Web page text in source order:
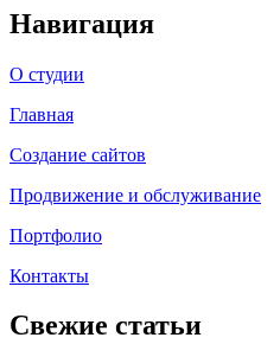
Навигация
О студии
Главная
Создание сайтов
Продвижение и обслуживание
Портфолио
Контакты
Свежие статьи